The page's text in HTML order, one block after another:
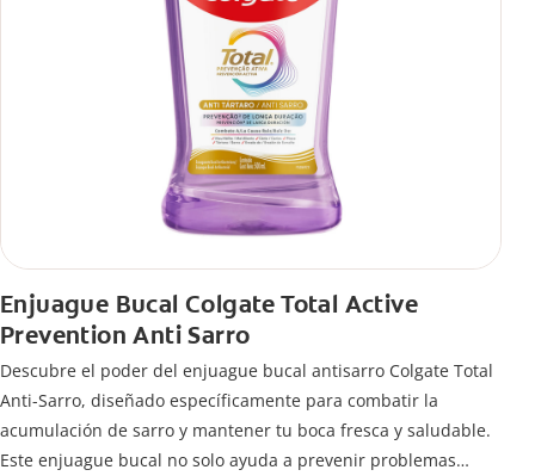
Enjuague Bucal Colgate Total Active
Prevention Anti Sarro
Descubre el poder del enjuague bucal antisarro Colgate Total
Anti-Sarro, diseñado específicamente para combatir la
acumulación de sarro y mantener tu boca fresca y saludable.
Este enjuague bucal no solo ayuda a prevenir problemas